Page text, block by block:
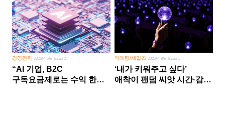
경영전략 2026년 5월 Issue 2
“AI 기업, B2C
구독요금제로는 수익 한계
마케팅/세일즈 2026년 8월 Issue 1
‘내가 키워주고 싶다’
애착이 팬덤 씨앗 시간·감정